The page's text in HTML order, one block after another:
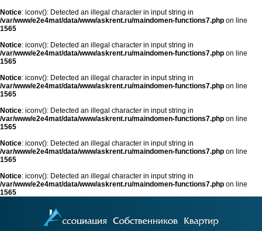
Notice: iconv(): Detected an illegal character in input string in
/var/www/e2e4mat/data/www/askrent.ru/maindomen-functions7.php on line
1565
Notice: iconv(): Detected an illegal character in input string in
/var/www/e2e4mat/data/www/askrent.ru/maindomen-functions7.php on line
1565
Notice: iconv(): Detected an illegal character in input string in
/var/www/e2e4mat/data/www/askrent.ru/maindomen-functions7.php on line
1565
Notice: iconv(): Detected an illegal character in input string in
/var/www/e2e4mat/data/www/askrent.ru/maindomen-functions7.php on line
1565
Notice: iconv(): Detected an illegal character in input string in
/var/www/e2e4mat/data/www/askrent.ru/maindomen-functions7.php on line
1565
Notice: iconv(): Detected an illegal character in input string in
/var/www/e2e4mat/data/www/askrent.ru/maindomen-functions7.php on line
1565